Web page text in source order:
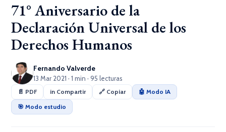
71° Aniversario de la
Declaración Universal de los
Derechos Humanos
Fernando Valverde
13 Mar 2021 · 1 min · 95 lecturas
📄 PDF in Compartir 🔗 Copiar
🤖 Modo IA
🎯 Modo estudio